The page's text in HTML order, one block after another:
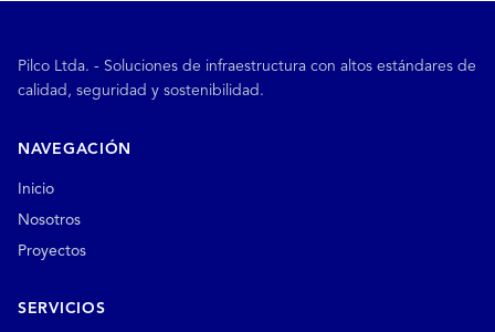
Pilco Ltda. - Soluciones de infraestructura con altos estándares de
calidad, seguridad y sostenibilidad.
NAVEGACIÓN
Inicio
Nosotros
Proyectos
SERVICIOS